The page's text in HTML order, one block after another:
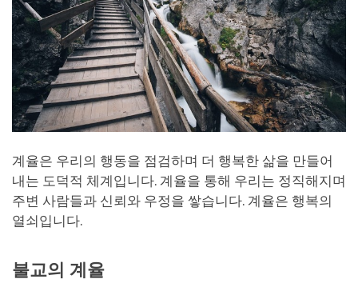
계율은 우리의 행동을 점검하며 더 행복한 삶을 만들어
내는 도덕적 체계입니다. 계율을 통해 우리는 정직해지며
주변 사람들과 신뢰와 우정을 쌓습니다. 계율은 행복의
열쇠입니다.
불교의 계율